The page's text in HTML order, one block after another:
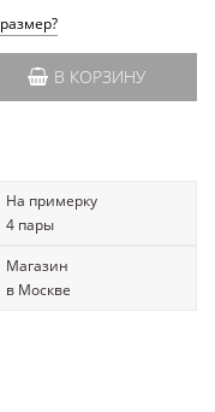
В КОРЗИНУ
На примерку
4 пары
Магазин
в Москве